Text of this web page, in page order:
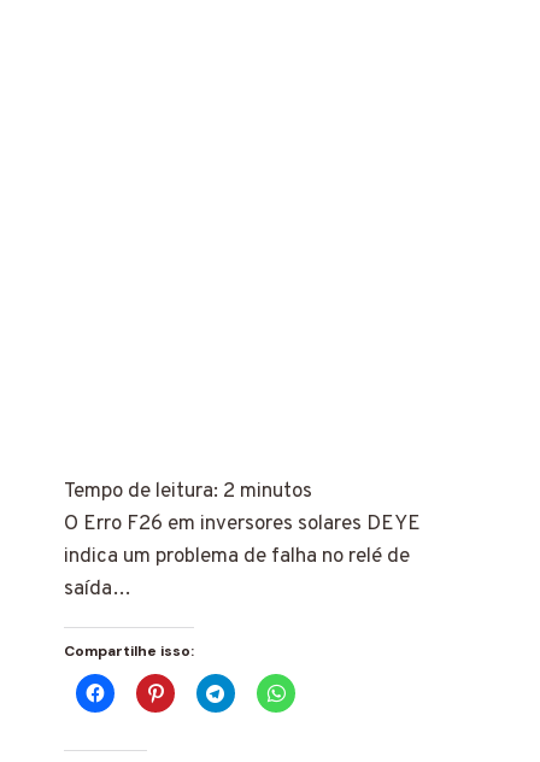
Tempo de leitura: 2 minutos
O Erro F26 em inversores solares DEYE
indica um problema de falha no relé de
saída…
Compartilhe isso: